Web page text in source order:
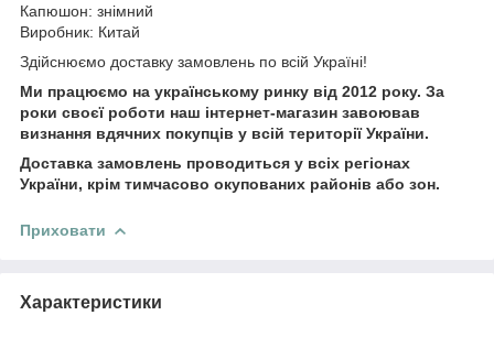
Капюшон: знімний
Виробник: Китай
Здійснюємо доставку замовлень по всій Україні!
Ми працюємо на українському ринку від 2012 року. За
роки своєї роботи наш інтернет-магазин завоював
визнання вдячних покупців у всій території України.
Доставка замовлень проводиться у всіх регіонах
України, крім тимчасово окупованих районів або зон.
Приховати
Характеристики